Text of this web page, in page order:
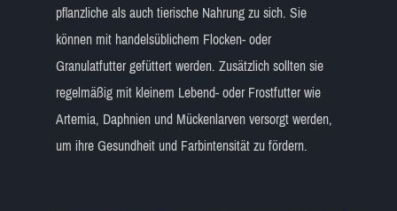
pflanzliche als auch tierische Nahrung zu sich. Sie
können mit handelsüblichem Flocken- oder
Granulatfutter gefüttert werden. Zusätzlich sollten sie
regelmäßig mit kleinem Lebend- oder Frostfutter wie
Artemia, Daphnien und Mückenlarven versorgt werden,
um ihre Gesundheit und Farbintensität zu fördern.